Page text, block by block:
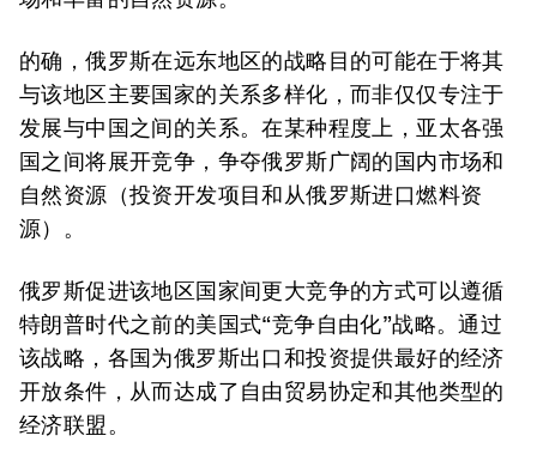
的确，俄罗斯在远东地区的战略目的可能在于将其
与该地区主要国家的关系多样化，而非仅仅专注于
发展与中国之间的关系。在某种程度上，亚太各强
国之间将展开竞争，争夺俄罗斯广阔的国内市场和
自然资源（投资开发项目和从俄罗斯进口燃料资
源）。
俄罗斯促进该地区国家间更大竞争的方式可以遵循
特朗普时代之前的美国式“竞争自由化”战略。通过
该战略，各国为俄罗斯出口和投资提供最好的经济
开放条件，从而达成了自由贸易协定和其他类型的
经济联盟。